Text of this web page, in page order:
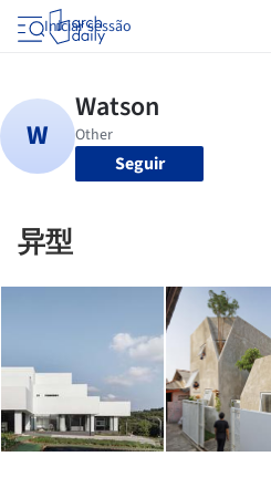
Iniciar sessão
Seguir
异型